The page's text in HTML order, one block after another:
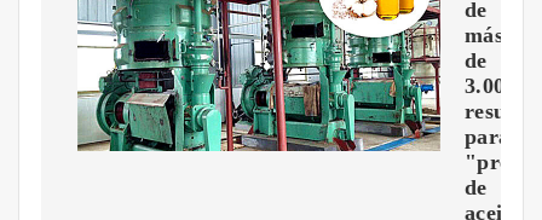
de
más
de
3.000
para
de
aceite